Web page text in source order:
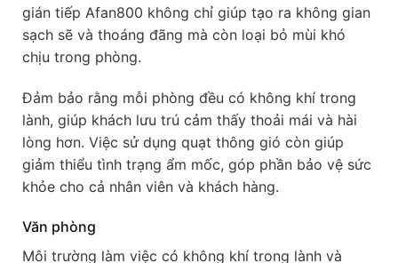
gián tiếp Afan800 không chỉ giúp tạo ra không gian
sạch sẽ và thoáng đãng mà còn loại bỏ mùi khó
chịu trong phòng.
Đảm bảo rằng mỗi phòng đều có không khí trong
lành, giúp khách lưu trú cảm thấy thoải mái và hài
lòng hơn. Việc sử dụng quạt thông gió còn giúp
giảm thiểu tình trạng ẩm mốc, góp phần bảo vệ sức
khỏe cho cả nhân viên và khách hàng.
Văn phòng
Môi trường làm việc có không khí trong lành và